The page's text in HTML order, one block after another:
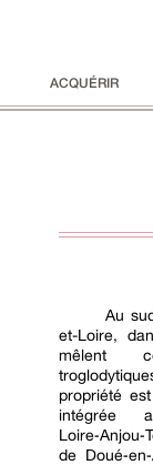
ACQUÉRIR
Au
et-Loire,
mêlent
propriété
intégrée
de